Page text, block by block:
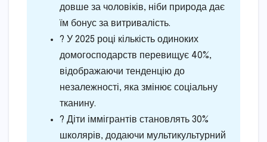
довше за чоловіків, ніби природа дає
їм бонус за витривалість.
? У 2025 році кількість одиноких
домогосподарств перевищує 40%,
відображаючи тенденцію до
незалежності, яка змінює соціальну
тканину.
? Діти іммігрантів становлять 30%
школярів, додаючи мультикультурний